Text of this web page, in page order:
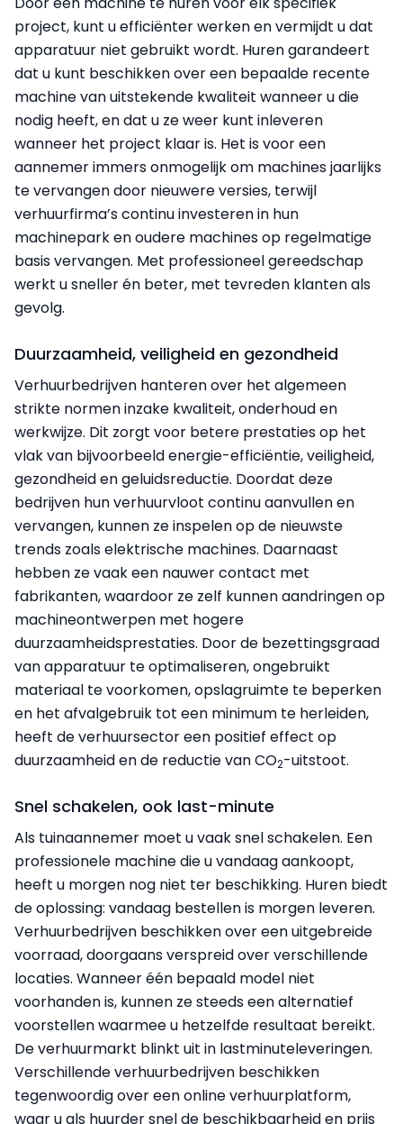
project, kunt u efficiënter werken en vermijdt u dat
apparatuur niet gebruikt wordt. Huren garandeert
dat u kunt beschikken over een bepaalde recente
machine van uitstekende kwaliteit wanneer u die
nodig heeft, en dat u ze weer kunt inleveren
wanneer het project klaar is. Het is voor een
aannemer immers onmogelijk om machines jaarlijks
te vervangen door nieuwere versies, terwijl
verhuurfirma’s continu investeren in hun
machinepark en oudere machines op regelmatige
basis vervangen. Met professioneel gereedschap
werkt u sneller én beter, met tevreden klanten als
gevolg.
Duurzaamheid, veiligheid en gezondheid
Verhuurbedrijven hanteren over het algemeen
strikte normen inzake kwaliteit, onderhoud en
werkwijze. Dit zorgt voor betere prestaties op het
vlak van bijvoorbeeld energie-efficiëntie, veiligheid,
gezondheid en geluidsreductie. Doordat deze
bedrijven hun verhuurvloot continu aanvullen en
vervangen, kunnen ze inspelen op de nieuwste
trends zoals elektrische machines. Daarnaast
hebben ze vaak een nauwer contact met
fabrikanten, waardoor ze zelf kunnen aandringen op
machineontwerpen met hogere
duurzaamheidsprestaties. Door de bezettingsgraad
van apparatuur te optimaliseren, ongebruikt
materiaal te voorkomen, opslagruimte te beperken
en het afvalgebruik tot een minimum te herleiden,
heeft de verhuursector een positief effect op
duurzaamheid en de reductie van CO2-uitstoot.
Snel schakelen, ook last-minute
Als tuinaannemer moet u vaak snel schakelen. Een
professionele machine die u vandaag aankoopt,
heeft u morgen nog niet ter beschikking. Huren biedt
de oplossing: vandaag bestellen is morgen leveren.
Verhuurbedrijven beschikken over een uitgebreide
voorraad, doorgaans verspreid over verschillende
locaties. Wanneer één bepaald model niet
voorhanden is, kunnen ze steeds een alternatief
voorstellen waarmee u hetzelfde resultaat bereikt.
De verhuurmarkt blinkt uit in lastminuteleveringen.
Verschillende verhuurbedrijven beschikken
tegenwoordig over een online verhuurplatform,
waar u als huurder snel de beschikbaarheid en prijs